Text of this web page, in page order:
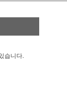
습니다.